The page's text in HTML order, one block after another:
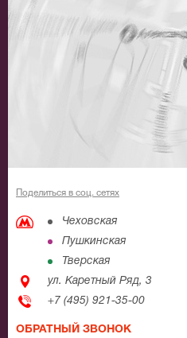
Поделиться в соц. сетях
Чеховская
Пушкинская
Тверская
ул. Каретный Ряд, 3
+7 (495) 921-35-00
ОБРАТНЫЙ ЗВОНОК